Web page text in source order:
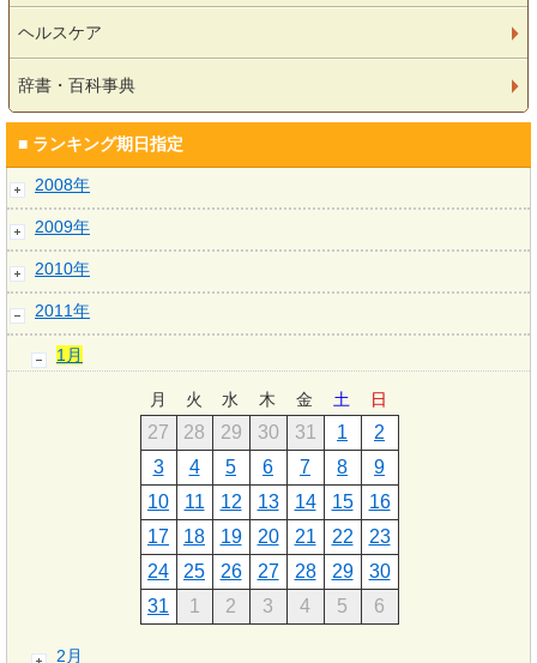
ヘルスケア
辞書・百科事典
■ ランキング期日指定
2008年
2009年
2010年
2011年
1月
月 火 水 木 金 土 日
27 28 29 30 31 1
2
3
4 5 6 7 8
9
10
11 12 13 14 15
16
17
18 19 20 21 22
23
24
25 26 27 28 29
30
31
1 2 3 4 5 6
2月